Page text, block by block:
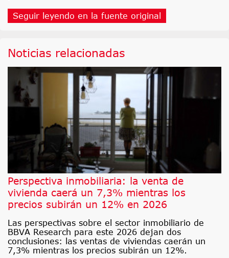
Seguir leyendo en la fuente original
Noticias relacionadas
Perspectiva inmobiliaria: la venta de
vivienda caerá un 7,3% mientras los
precios subirán un 12% en 2026
Las perspectivas sobre el sector inmobiliario de
BBVA Research para este 2026 dejan dos
conclusiones: las ventas de viviendas caerán un
7,3% mientras los precios subirán un 12%.